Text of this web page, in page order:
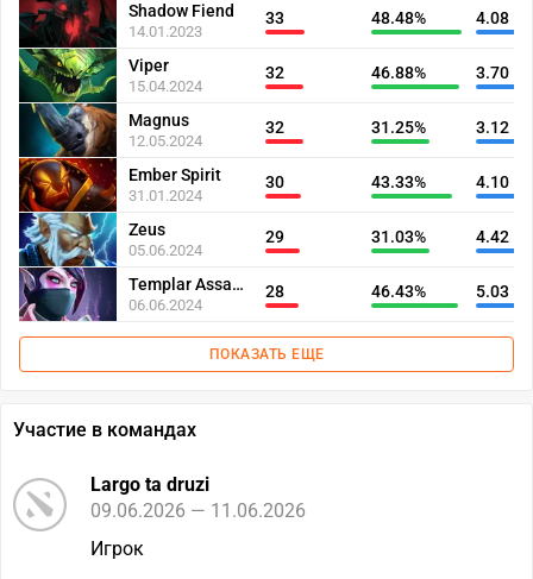
Shadow Fiend
14.01.2023
33 48.48% 4.08
Viper
15.04.2024
32 46.88% 3.70
Magnus
12.05.2024
32 31.25% 3.12
Ember Spirit
31.01.2024
30 43.33% 4.10
Zeus
05.06.2024
29 31.03% 4.42
Templar Assassin
06.06.2024
28 46.43% 5.03
ПОКАЗАТЬ ЕЩЕ
Участие в командах
Largo ta druzi
09.06.2026 — 11.06.2026
Игрок